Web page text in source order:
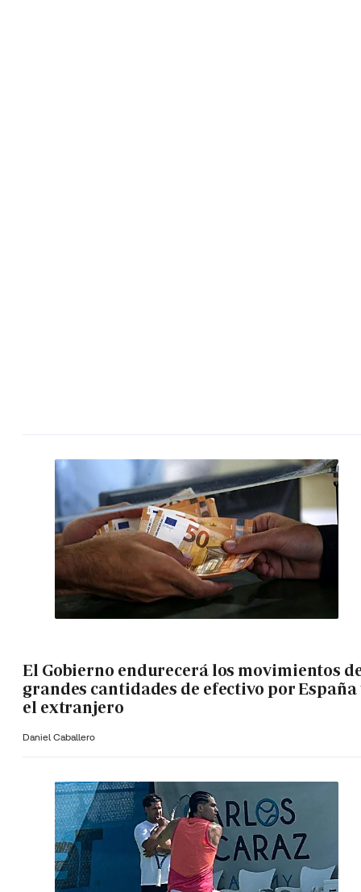
El Gobierno endurecerá los movimientos
grandes cantidades de efectivo por España
el extranjero
Daniel Caballero